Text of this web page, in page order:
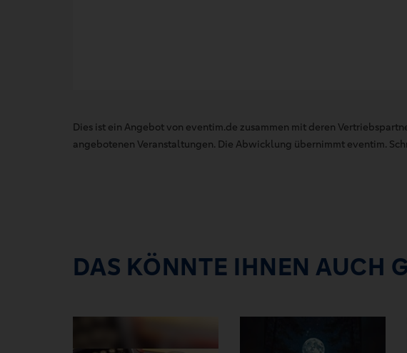
Dies ist ein Angebot von eventim.de zusammen mit deren
angebotenen Veranstaltungen. Die Abwicklung übernimmt eventim.
DAS KÖNNTE IHNEN AUCH